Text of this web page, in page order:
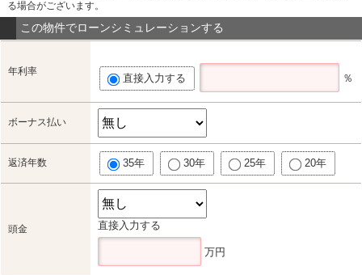
る場合がございます。
この物件でローンシミュレーションする
年利率
直接入力する ％
ボーナス払い
返済年数 35年 30年 25年 20年
頭金 直接入力する
万円